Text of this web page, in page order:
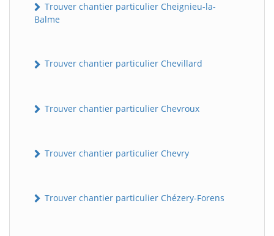
Trouver chantier particulier Cheignieu-la-
Balme
Trouver chantier particulier Chevillard
Trouver chantier particulier Chevroux
Trouver chantier particulier Chevry
Trouver chantier particulier Chézery-Forens